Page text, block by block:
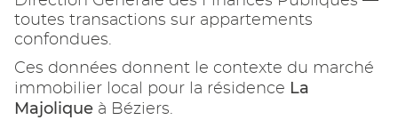
toutes transactions sur appartements
confondues.
Ces données donnent le contexte du marché
immobilier local pour la résidence La
Majolique à Béziers.